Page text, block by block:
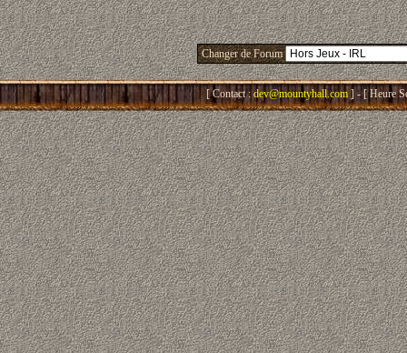
Changer de Forum
[ Contact : dev@mountyhall.com ] - [ Heure